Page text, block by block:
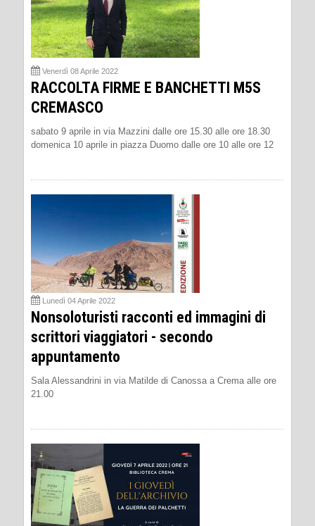
Venerdì 08 Aprile 2022
RACCOLTA FIRME E BANCHETTI M5S
CREMASCO
sabato 9 aprile in via Mazzini dalle ore 15.30 alle ore 18.30
domenica 10 aprile in piazza Duomo dalle ore 10 alle ore 12
Lunedì 04 Aprile 2022
Nonsoloturisti racconti ed immagini di
scrittori viaggiatori - secondo
appuntamento
Sala Alessandrini in via Matilde di Canossa a Crema alle ore
21.00